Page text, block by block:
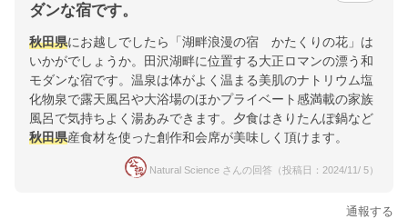
ダンな宿です。
秋田県にお越しでしたら「湖畔浪漫の宿 かたくりの花」は
いかがでしょうか。田沢湖畔に位置する大正ロマンの漂う和
モダンな宿です。温泉は体がよく温まる美肌のナトリウム塩
化物泉で露天風呂や大浴場のほかプライベート感満載の家族
風呂で気持ちよく湯あみできます。夕食はきりたんぽ鍋など
秋田県産食材を使った創作和会席が美味しく頂けます。
Natural Science さんの回答（投稿日：2024/11/ 5）
通報する